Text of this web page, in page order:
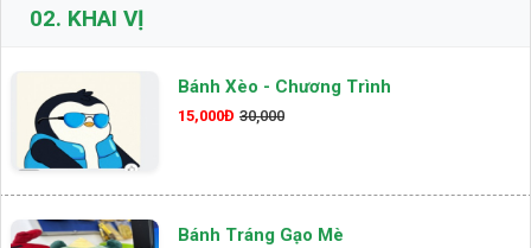
02. KHAI VỊ
Bánh Xèo - Chương Trình
15,000Đ 30,000
Bánh Tráng Gạo Mè